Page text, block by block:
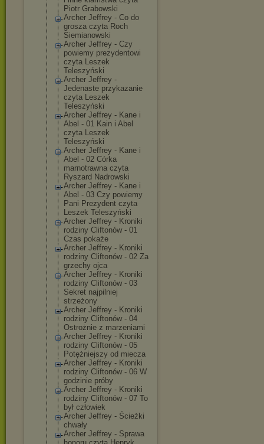
Piotr Grabowski
Archer Jeffrey - Co do
grosza czyta Roch
Siemianowski
Archer Jeffrey - Czy
powiemy prezydentowi
czyta Leszek
Teleszyński
Archer Jeffrey -
Jedenaste przykazanie
czyta Leszek
Teleszyński
Archer Jeffrey - Kane i
Abel - 01 Kain i Abel
czyta Leszek
Teleszyński
Archer Jeffrey - Kane i
Abel - 02 Córka
marnotrawna czyta
Ryszard Nadrowski
Archer Jeffrey - Kane i
Abel - 03 Czy powiemy
Pani Prezydent czyta
Leszek Teleszyński
Archer Jeffrey - Kroniki
rodziny Cliftonów - 01
Czas pokaże
Archer Jeffrey - Kroniki
rodziny Cliftonów - 02 Za
grzechy ojca
Archer Jeffrey - Kroniki
rodziny Cliftonów - 03
Sekret najpilniej
strzeżony
Archer Jeffrey - Kroniki
rodziny Cliftonów - 04
Ostrożnie z marzeniami
Archer Jeffrey - Kroniki
rodziny Cliftonów - 05
Potężniejszy od miecza
Archer Jeffrey - Kroniki
rodziny Cliftonów - 06 W
godzinie próby
Archer Jeffrey - Kroniki
rodziny Cliftonów - 07 To
był człowiek
Archer Jeffrey - Ścieżki
chwały
Archer Jeffrey - Sprawa